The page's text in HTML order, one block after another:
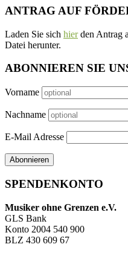
ANTRAG AUF
Laden Sie sich hierden Antrag
Datei herunter.
ABONNIEREN SIE
Vorname
Nachname
E-Mail Adresse
SPENDENKONTO
Musiker ohne Grenzen e.V.
GLS Bank
Konto 2004 540 900
BLZ 430 609 67